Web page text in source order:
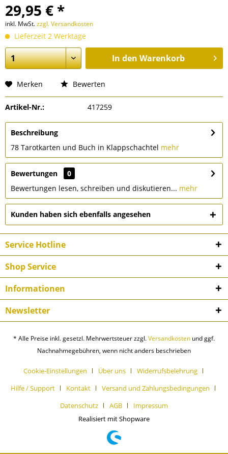
29,95 € *
inkl. MwSt.zzgl. Versandkosten
Lieferzeit 2 Werktage
In den Warenkorb
Merken Bewerten
Artikel-Nr.: 417259
Beschreibung
78 Tarotkarten und Buch in Klappschachtel mehr
Bewertungen
0
Bewertungen lesen, schreiben und diskutieren... mehr
Kunden haben sich ebenfalls angesehen
Service Hotline
Shop Service
Informationen
Newsletter
* Alle Preise inkl. gesetzl. Mehrwertsteuer zzgl.Versandkosten und ggf.
Nachnahmegebühren, wenn nicht anders beschrieben
Cookie-Einstellungen Über uns
Widerrufsbelehrung
Hilfe / Support
Kontakt
Versand und Zahlungsbedingungen
Datenschutz
AGB
Impressum
Realisiert mit Shopware